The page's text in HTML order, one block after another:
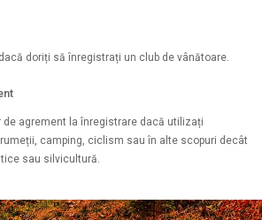
doriți să înregistrați un club de vânătoare.
agrement la înregistrare dacă utilizați
camping, ciclism sau în alte scopuri decât
sau silvicultură.